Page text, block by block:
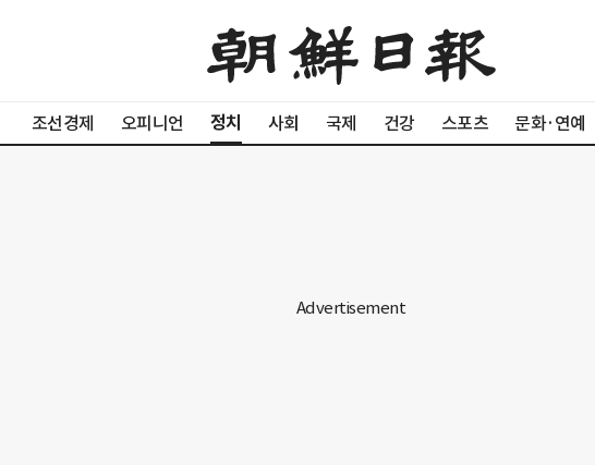
조선경제 오피니언 정치 사회 국제 건강 스포츠 문화·연예